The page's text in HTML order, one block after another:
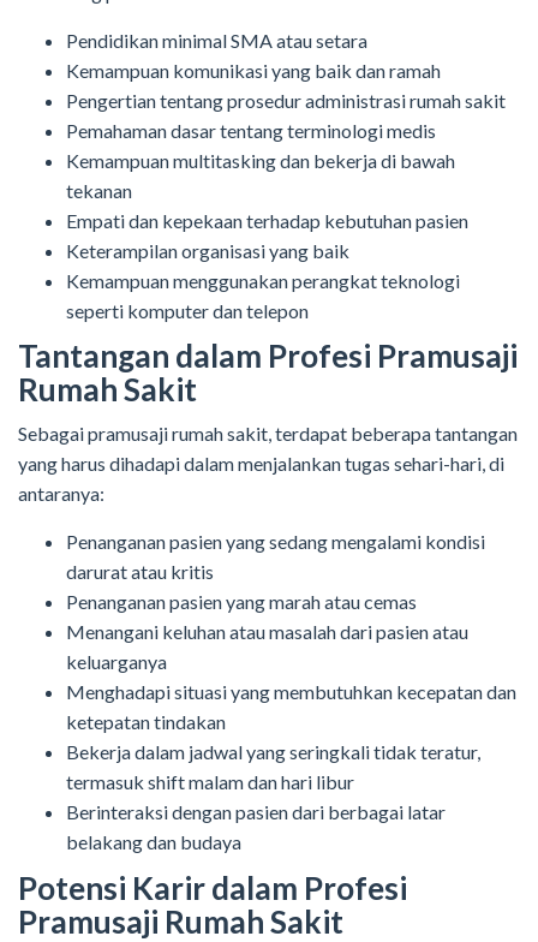
Pendidikan minimal SMA atau setara
Kemampuan komunikasi yang baik dan ramah
Pengertian tentang prosedur administrasi rumah sakit
Pemahaman dasar tentang terminologi medis
Kemampuan multitasking dan bekerja di bawah
tekanan
Empati dan kepekaan terhadap kebutuhan pasien
Keterampilan organisasi yang baik
Kemampuan menggunakan perangkat teknologi
seperti komputer dan telepon
Tantangan dalam Profesi Pramusaji
Rumah Sakit
Sebagai pramusaji rumah sakit, terdapat beberapa tantangan
yang harus dihadapi dalam menjalankan tugas sehari-hari, di
antaranya:
Penanganan pasien yang sedang mengalami kondisi
darurat atau kritis
Penanganan pasien yang marah atau cemas
Menangani keluhan atau masalah dari pasien atau
keluarganya
Menghadapi situasi yang membutuhkan kecepatan dan
ketepatan tindakan
Bekerja dalam jadwal yang seringkali tidak teratur,
termasuk shift malam dan hari libur
Berinteraksi dengan pasien dari berbagai latar
belakang dan budaya
Potensi Karir dalam Profesi
Pramusaji Rumah Sakit